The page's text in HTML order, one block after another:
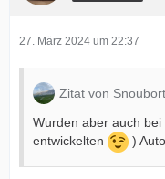
27. März 2024 um 22:37
Zitat von Snoubort
Wurden aber auch
entwickelten
)